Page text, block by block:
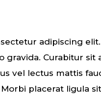
adipiscing
gravida. Curabitur
vel lectus mattis
placerat ligula